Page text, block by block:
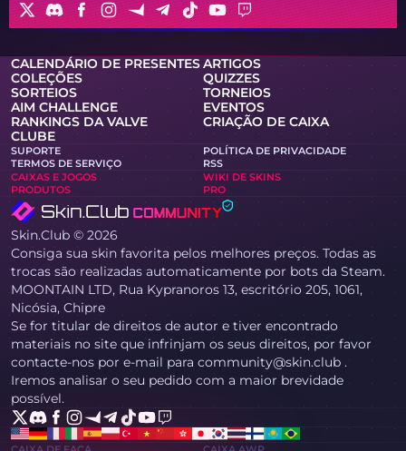
CALENDÁRIO DE PRESENTESARTIGOS
COLEÇÕES
QUIZZES
SORTEIOS
TORNEIOS
AIM CHALLENGE
EVENTOS
RANKINGS DA VALVE
CRIAÇÃO DE CAIXA
CLUBE
SUPORTE
POLÍTICA DE PRIVACIDADE
TERMOS DE SERVIÇO
RSS
CAIXAS E JOGOS
WIKI DE SKINS
PRODUTOS
PRO
Skin.Club © 2026
Consiga sua skin favorita pelos melhores preços. Todas as
trocas são realizadas automaticamente por bots da Steam.
MOONTAIN LTD, Rua Kypranoros 13, escritório 205, 1061,
Nicósia, Chipre
Se for titular de direitos de autor e tiver encontrado
materiais no site que infrinjam os seus direitos, por favor
contacte-nos por e-mail para community@skin.club .
Iremos analisar o seu pedido com a maior brevidade
possível.